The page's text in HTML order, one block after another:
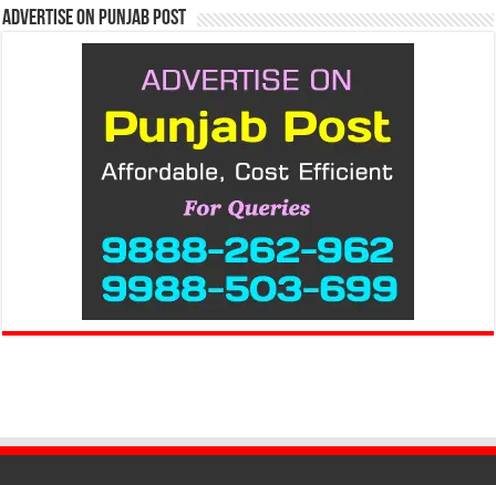
Advertise on Punjab Post